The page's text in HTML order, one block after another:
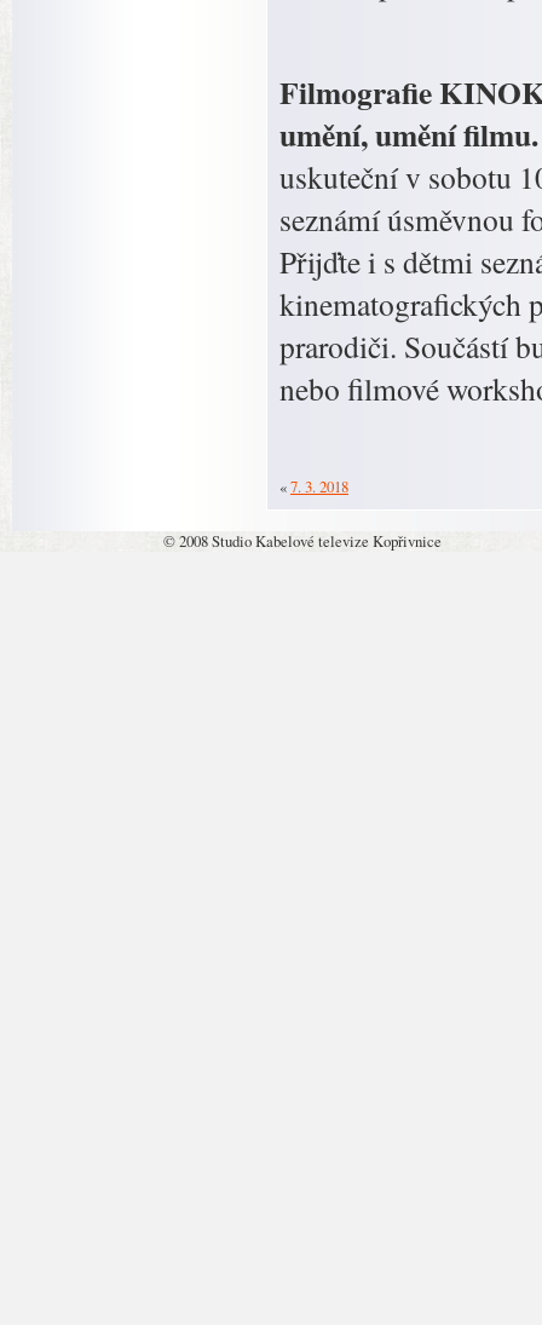
Filmografie
umění, umění
uskuteční v sobotu
seznámí úsměvnou
Přijďte i s dětmi
kinematografických
prarodiči. Součástí
nebo filmové
«7. 3. 2018
© 2008 Studio Kabelové televize Kopřivnice